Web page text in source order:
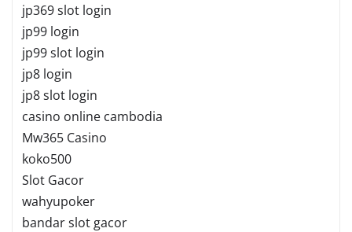
jp369 slot login
jp99 login
jp99 slot login
jp8 login
jp8 slot login
casino online cambodia
Mw365 Casino
koko500
Slot Gacor
wahyupoker
bandar slot gacor